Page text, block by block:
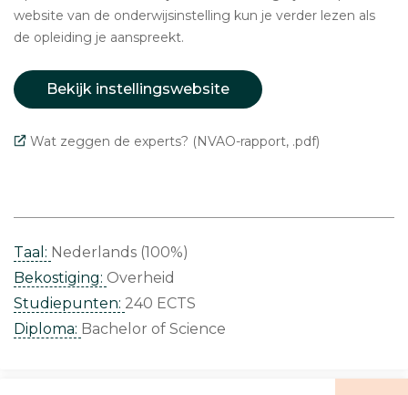
website van de onderwijsinstelling kun je verder lezen als
de opleiding je aanspreekt.
Bekijk instellingswebsite
Wat zeggen de experts? (NVAO-rapport, .pdf)
Taal: Nederlands (100%)
Bekostiging: Overheid
Studiepunten: 240 ECTS
Diploma: Bachelor of Science